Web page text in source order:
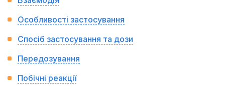
Особливості застосування
Спосіб застосування та дози
Передозування
Побічні реакції